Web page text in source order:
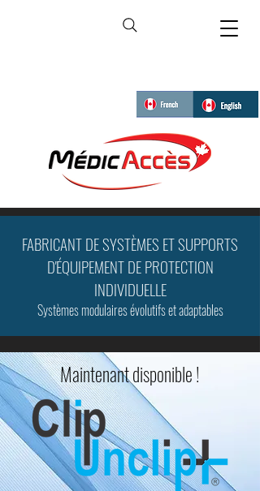
FABRICANT DE SYSTÈMES ET SUPPORTS
D'ÉQUIPEMENT DE PROTECTION
INDIVIDUELLE
Systèmes modulaires évolutifs et adaptables
Maintenant disponible !